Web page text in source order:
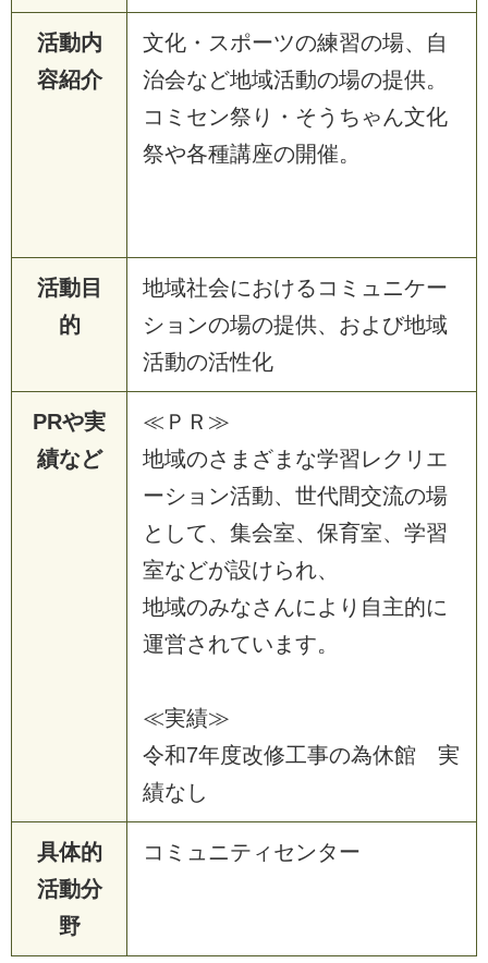
活動内
容紹介
文化・スポーツの練習の場、自
治会など地域活動の場の提供。
コミセン祭り・そうちゃん文化
祭や各種講座の開催。
活動目
的
地域社会におけるコミュニケー
ションの場の提供、および地域
活動の活性化
PRや実
績など
≪ＰＲ≫
地域のさまざまな学習レクリエ
ーション活動、世代間交流の場
として、集会室、保育室、学習
室などが設けられ、
地域のみなさんにより自主的に
運営されています。
≪実績≫
令和7年度改修工事の為休館 実
績なし
具体的
活動分
野
コミュニティセンター